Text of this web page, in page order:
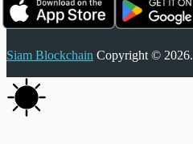
Siam Blockchain Copyright © 2026.